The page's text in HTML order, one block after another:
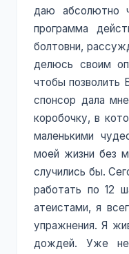
даю абсолютно
программа
болтовни,
делюсь своим
чтобы позволить
спонсор дала
коробочку, в
маленькими
моей жизни без
случились бы.
работать по 12
атеистами, я
упражнения. Я
дождей. Уже